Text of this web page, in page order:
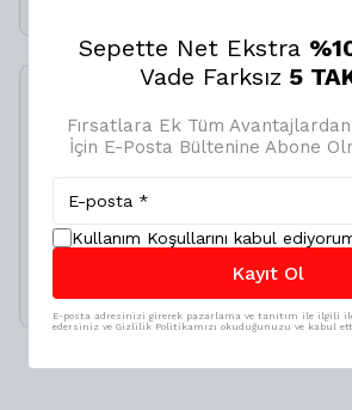
sepetinize eklenecektir!
Avantajlı Toplam
23
Birlikte Sepete Ekle
Sepette Net Ekstra
Vade Farksız 5
Fırsatlara Ek Tüm
İçin E-Posta Bültenine Abone
Kullanım Koşullarını kabul
Kayıt Ol
E-posta adresinizi girerek pazarlama ve tanıtım ile ilgili
edersiniz ve Gizlilik Politikamızı okuduğunuzu ve kabul